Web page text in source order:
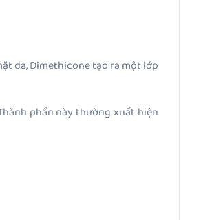
da, Dimethicone tạo ra một lớp
phần này thường xuất hiện